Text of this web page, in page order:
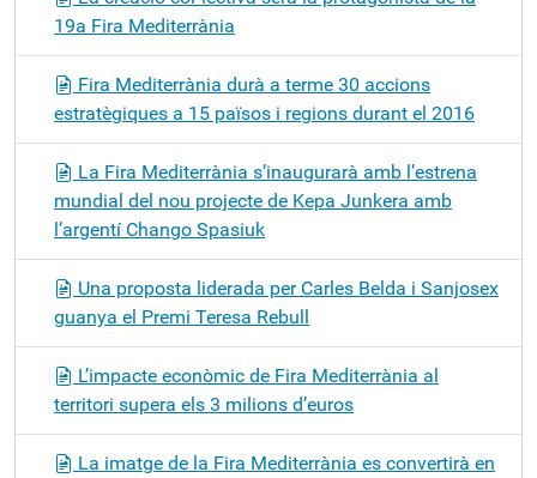
19a Fira Mediterrània
Fira Mediterrània durà a terme 30 accions
estratègiques a 15 països i regions durant el 2016
La Fira Mediterrània s’inaugurarà amb l’estrena
mundial del nou projecte de Kepa Junkera amb
l’argentí Chango Spasiuk
Una proposta liderada per Carles Belda i Sanjosex
guanya el Premi Teresa Rebull
L’impacte econòmic de Fira Mediterrània al
territori supera els 3 milions d’euros
La imatge de la Fira Mediterrània es convertirà en